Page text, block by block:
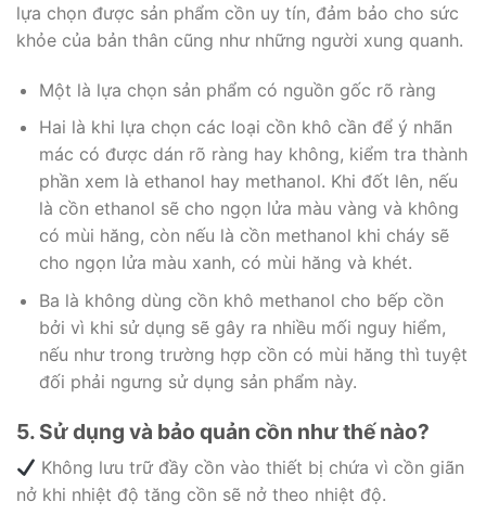
lựa chọn được sản phẩm cồn uy tín, đảm bảo cho sức
khỏe của bản thân cũng như những người xung quanh.
Một là lựa chọn sản phẩm có nguồn gốc rõ ràng
Hai là khi lựa chọn các loại cồn khô cần để ý nhãn
mác có được dán rõ ràng hay không, kiểm tra thành
phần xem là ethanol hay methanol. Khi đốt lên, nếu
là cồn ethanol sẽ cho ngọn lửa màu vàng và không
có mùi hăng, còn nếu là cồn methanol khi cháy sẽ
cho ngọn lửa màu xanh, có mùi hăng và khét.
Ba là không dùng cồn khô methanol cho bếp cồn
bởi vì khi sử dụng sẽ gây ra nhiều mối nguy hiểm,
nếu như trong trường hợp cồn có mùi hăng thì tuyệt
đối phải ngưng sử dụng sản phẩm này.
5. Sử dụng và bảo quản cồn như thế nào?
Không lưu trữ đầy cồn vào thiết bị chứa vì cồn giãn
nở khi nhiệt độ tăng cồn sẽ nở theo nhiệt độ.